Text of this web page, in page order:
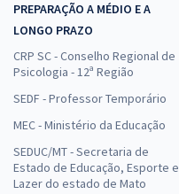
PREPARAÇÃO A MÉDIO E A
LONGO PRAZO
CRP SC - Conselho Regional de
Psicologia - 12ª Região
SEDF - Professor Temporário
MEC - Ministério da Educação
SEDUC/MT - Secretaria de
Estado de Educação, Esporte e
Lazer do estado de Mato